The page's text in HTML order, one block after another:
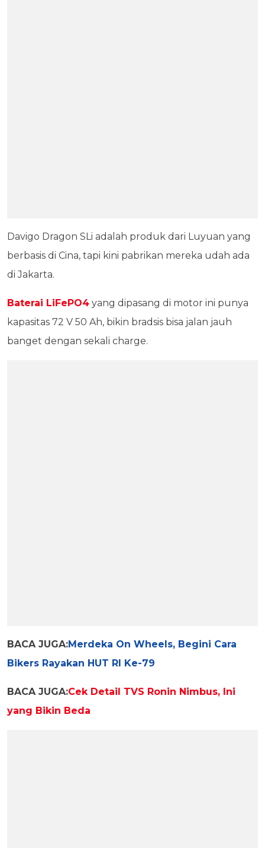
Davigo Dragon SLi adalah produk dari Luyuan yang
berbasis di Cina, tapi kini pabrikan mereka udah ada
di Jakarta.
Baterai LiFePO4 yang dipasang di motor ini punya
kapasitas 72 V 50 Ah, bikin bradsis bisa jalan jauh
banget dengan sekali charge.
BACA JUGA:Merdeka On Wheels, Begini Cara
Bikers Rayakan HUT RI Ke-79
BACA JUGA:Cek Detail TVS Ronin Nimbus, Ini
yang Bikin Beda